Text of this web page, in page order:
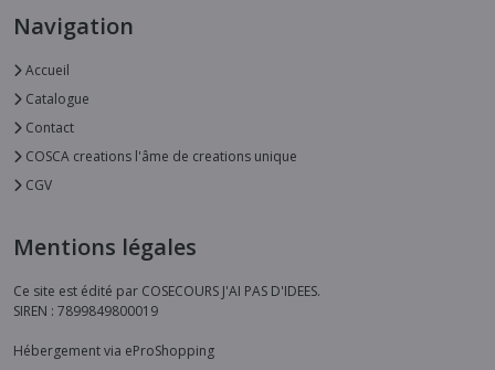
Navigation
Accueil
Catalogue
Contact
COSCA creations l'âme de creations unique
CGV
Mentions légales
Ce site est édité par COSECOURS J'AI PAS D'IDEES.
SIREN : 7899849800019
Hébergement via eProShopping